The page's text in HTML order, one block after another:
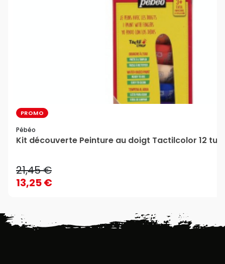
PROMO
Pébéo
Kit découverte Peinture au doigt Tactilcolor 12
21,45 €
13,25 €